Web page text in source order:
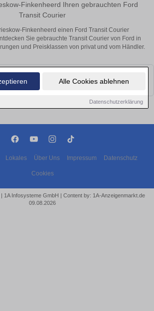
Alle Cookies ablehnen
Datenschutzerklärung
Finkenheerd Ihren gebrauchten Ford
Transit Courier
Finkenheerd einen Ford Transit Courier
Sie gebrauchte Transit Courier von Ford in
und Preisklassen von privat und vom Händler.
keine passenden Autos finden. Schauen Sie
Lokales Über Uns Impressum Datenschutz
Cookies
1A Infosysteme GmbH | Content by: 1A-Anzeigenmarkt.de
09.08.2026